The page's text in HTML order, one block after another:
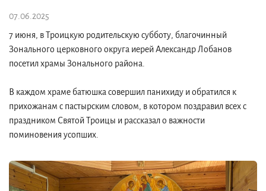
07.06.2025
7 июня, в Троицкую родительскую субботу, благочинный
Зонального церковного округа иерей Александр Лобанов
посетил храмы Зонального района.
В каждом храме батюшка совершил панихиду и обратился к
прихожанам с пастырским словом, в котором поздравил всех с
праздником Святой Троицы и рассказал о важности
поминовения усопших.